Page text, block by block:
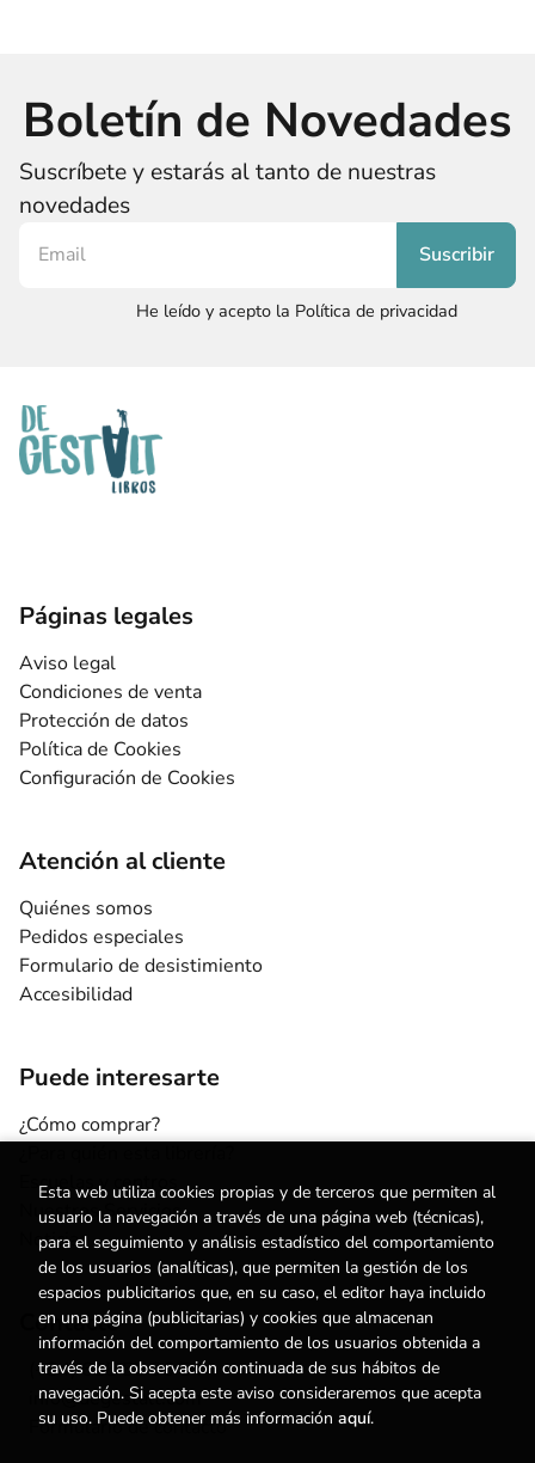
Boletín de Novedades
Suscríbete y estarás al tanto de nuestras
novedades
He leído y acepto la Política de privacidad
Páginas legales
Aviso legal
Condiciones de venta
Protección de datos
Política de Cookies
Configuración de Cookies
Atención al cliente
Quiénes somos
Pedidos especiales
Formulario de desistimiento
Accesibilidad
Puede interesarte
¿Cómo comprar?
Escuelas y centros
Nuestros Servicios
Noticias
Contacto
(+34) 615 55 96 54
info@degestalt.com
Formulario de contacto
Esta web utiliza cookies propias y de terceros que permiten al
usuario la navegación a través de una página web (técnicas),
para el seguimiento y análisis estadístico del comportamiento
de los usuarios (analíticas), que permiten la gestión de los
espacios publicitarios que, en su caso, el editor haya incluido
en una página (publicitarias) y cookies que almacenan
información del comportamiento de los usuarios obtenida a
través de la observación continuada de sus hábitos de
navegación. Si acepta este aviso consideraremos que acepta
su uso. Puede obtener más información aquí.